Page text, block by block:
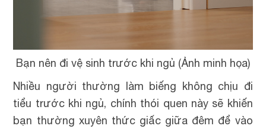
Bạn nên đi vệ sinh trước khi ngủ (Ảnh minh họa)
Nhiều người thường làm biếng không chịu đi
tiểu trước khi ngủ, chính thói quen này sẽ khiến
bạn thường xuyên thức giấc giữa đêm để vào